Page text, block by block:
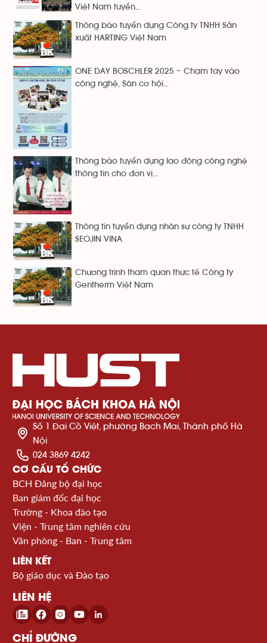
Việt Nam tuyển...
Thông báo tuyển dụng Công ty TNHH Sản
xuất HARTING Việt Nam
ONE DAY BOSCHLER 2025 – Chạm tay vào
công nghệ, Săn cơ hội...
Thông báo tuyển dụng lao động công nghệ
thông tin cho đơn vị...
Thông tin tuyển dụng nhân sự công ty TNHH
SEOJIN VINA
Chương trình tham quan thực tế Công ty
Gentherm Việt Nam
Số 1 Đại Cồ Việt, phường Bạch Mai, Thành phố Hà
Nội
024 3869 4242
CƠ CẤU TỔ CHỨC
BCH Đảng bộ đại học
Ban giám đốc đại học
Trường - Khoa đào tạo
Viện - Trung tâm nghiên cứu
Văn phòng - Ban - Trung tâm
LIÊN KẾT
Bộ giáo dục và Đào tạo
LIÊN HỆ
CHỈ ĐƯỜNG